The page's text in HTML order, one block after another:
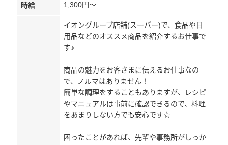
時給 1,300円～
イオングループ店舗(スーパー)で、食品や日
用品などのオススメ商品を紹介するお仕事で
す♪
商品の魅力をお客さまに伝えるお仕事なの
で、ノルマはありません！
簡単な調理をすることもありますが、レシピ
やマニュアルは事前に確認できるので、料理
をあまりしない方でも安心です☆
困ったことがあれば、先輩や事務所がしっか